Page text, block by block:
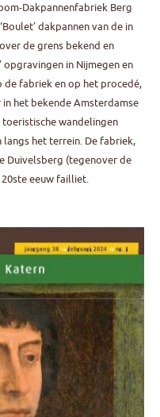
Dakpannenfabriek Berg
dakpannen van de in
de grens bekend en
opgravingen in Nijmegen en
fabriek en op het procedé,
het bekende Amsterdamse
toeristische wandelingen
het terrein. De fabriek,
Duivelsberg (tegenover de
eeuw failliet.